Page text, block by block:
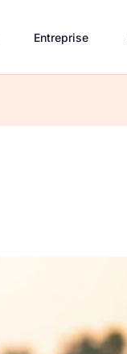
Entreprise